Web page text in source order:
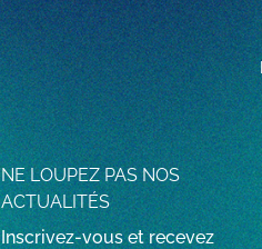
NE LOUPEZ PAS NOS
ACTUALITÉS
Inscrivez-vous et recevez